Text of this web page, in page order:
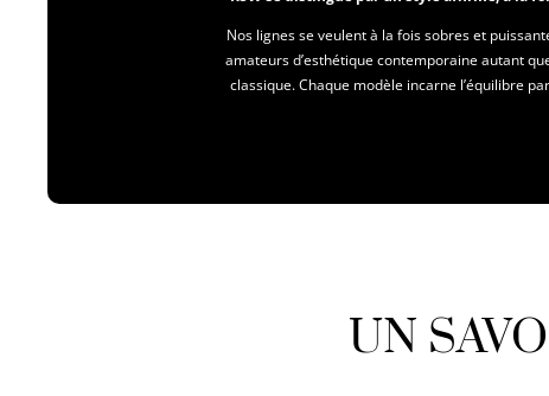
Nos lignes se veulent à la fois sobres et
amateurs d’esthétique contemporaine autant
classique. Chaque modèle incarne l’équilibre
UN